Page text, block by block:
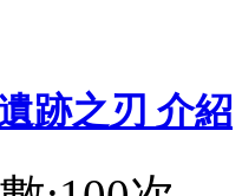
跡之刃 介紹